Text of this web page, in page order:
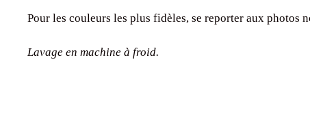
Pour les couleurs les plus fidèles, se reporter aux photos
Lavage en machine à froid.